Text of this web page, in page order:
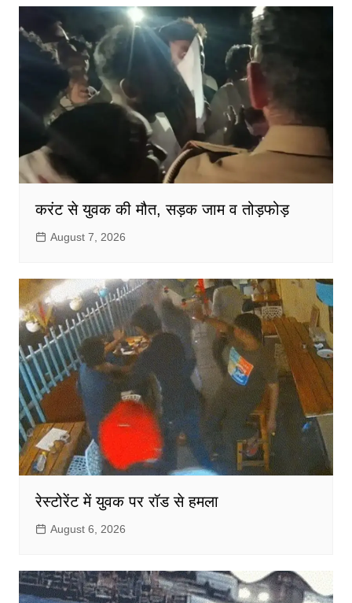
करंट से युवक की मौत, सड़क जाम व तोड़फोड़
August 7, 2026
रेस्टोरेंट में युवक पर रॉड से हमला
August 6, 2026